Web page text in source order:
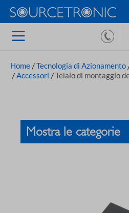
Home /Tecnologia di Azionamento
/Accessori /Telaio di montaggio
Mostra le categorie